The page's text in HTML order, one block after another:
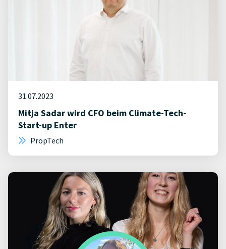
31.07.2023
Mitja Sadar wird CFO beim Climate-Tech-
Start-up Enter
PropTech